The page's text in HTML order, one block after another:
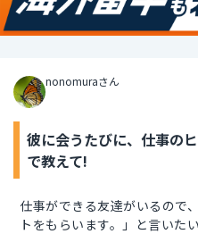
nonomuraさん
彼に会うたびに、仕事の
で教えて!
仕事ができる友達がいるので
トをもらいます。」と言いたい